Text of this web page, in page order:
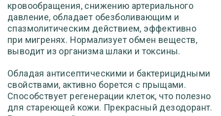
кровообращения, снижению артериального
давление, обладает обезболивающим и
спазмолитическим действием, эффективно
при мигренях. Нормализует обмен веществ,
выводит из организма шлаки и токсины.
Обладая антисептическими и бактерицидными
свойствами, активно борется с прыщами.
Способствует регенерации клеток, что полезно
для стареющей кожи. Прекрасный дезодорант.